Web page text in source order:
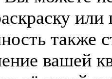
также
вашей